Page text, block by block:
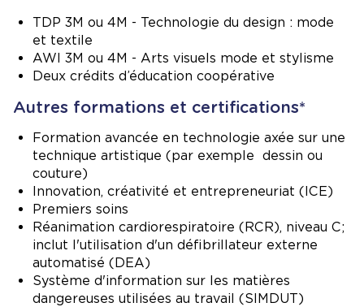
TDP 3M ou 4M - Technologie du design : mode
et textile
AWI 3M ou 4M - Arts visuels mode et stylisme
Deux crédits d’éducation coopérative
Autres formations et certifications*
Formation avancée en technologie axée sur une
technique artistique (par exemple dessin ou
couture)
Innovation, créativité et entrepreneuriat (ICE)
Premiers soins
Réanimation cardiorespiratoire (RCR), niveau C;
inclut l'utilisation d'un défibrillateur externe
automatisé (DEA)
Système d'information sur les matières
dangereuses utilisées au travail (SIMDUT)